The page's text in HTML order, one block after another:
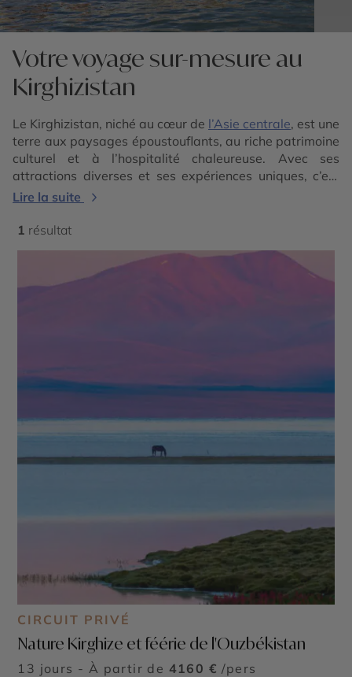
Votre voyage sur-mesure au
Kirghizistan
Le Kirghizistan, niché au cœur de l’Asie centrale, est une
terre aux paysages époustouflants, au riche patrimoine
culturel et à l’hospitalité chaleureuse. Avec ses
attractions diverses et ses expériences uniques, c’est
devenu une destination de plus en plus populaire
sentiers battus.
nature seront enchantés par les paysages
époustouflants que le pays offre. Découvrez notamment
et le camping. Optez pour un voyage au Kirghizistan
et accueillantes. Découvrez l’hospitalité des nomades
kirghizes en séjournant dans des yourtes, habitations
nomades traditionnelles. Lors de votre voyage au
Lire la suite
1 résultat
CIRCUIT PRIVÉ
Nature Kirghize et féérie de l'Ouzbékistan
13 jours - À partir de 4160 € /pers